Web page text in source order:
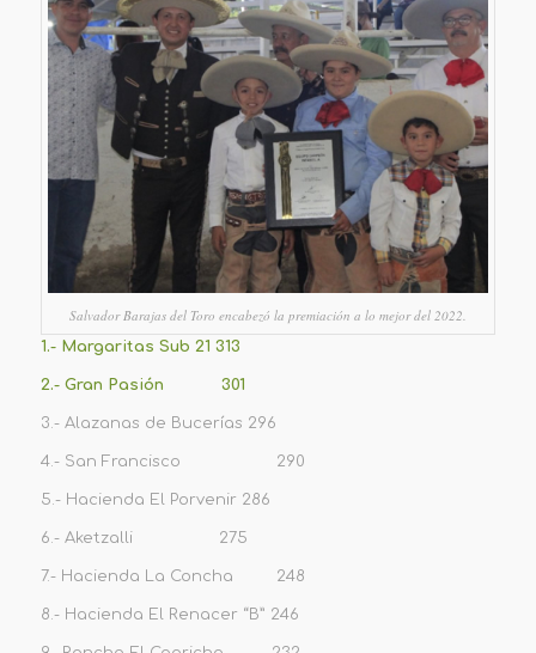
Salvador Barajas del Toro encabezó la premiación a lo mejor del 2022.
1.- Margaritas Sub 21 313
2.- Gran Pasión 301
3.- Alazanas de Bucerías 296
4.- San Francisco 290
5.- Hacienda El Porvenir 286
6.- Aketzalli 275
7.- Hacienda La Concha 248
8.- Hacienda El Renacer “B” 246